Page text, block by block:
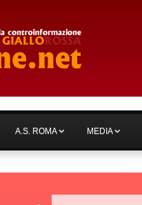
A.S. ROMA MEDIA